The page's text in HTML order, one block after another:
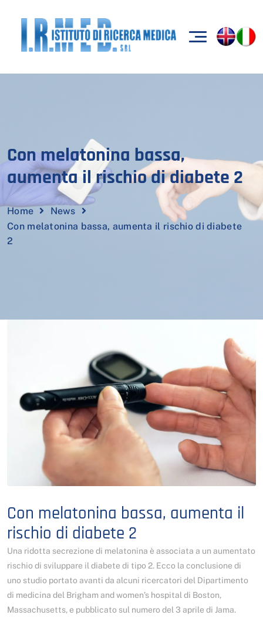
Con melatonina bassa,
aumenta il rischio di diabete 2
Home
News
Con melatonina bassa, aumenta il rischio di diabete
2
Con melatonina bassa, aumenta il
rischio di diabete 2
Una ridotta secrezione di melatonina è associata a un aumentato
rischio di sviluppare il diabete di tipo 2. Ecco la conclusione di
uno studio portato avanti da alcuni ricercatori del Dipartimento
di medicina del Brigham and women’s hospital di Boston,
Massachusetts, e pubblicato sul numero del 3 aprile di Jama.